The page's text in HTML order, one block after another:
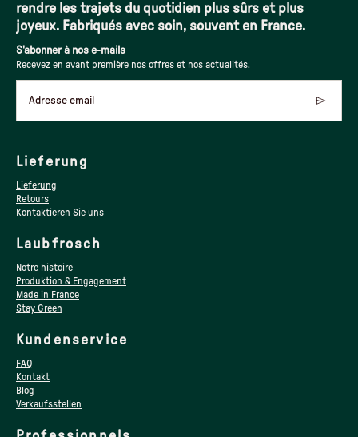
rendre les trajets du quotidien plus sûrs et plus
joyeux. Fabriqués avec soin, souvent en France.
S'abonner à nos e-mails
Recevez en avant première nos offres et nos actualités.
Adresse email
Lieferung
Lieferung
Retours
Kontaktieren Sie uns
Laubfrosch
Notre histoire
Produktion & Engagement
Made in France
Stay Green
Kundenservice
FAQ
Kontakt
Blog
Verkaufsstellen